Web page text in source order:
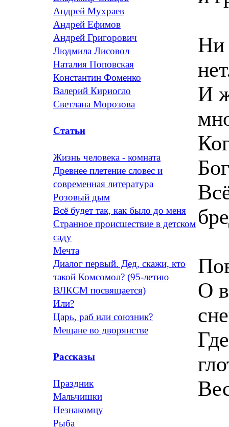
Андрей Мухраев
Андрей Ефимов
Андрей Григорович
Людмила Лисовол
Наталия Поповская
Константин Фоменко
Валерий Кириогло
Светлана Морозова
Статьи
Жизнь человека - комната
Древнее плетение словес и
современная литература
Розовый дым
Всё будет так, как было до меня
Странное происшествие в детском
саду
Мечта
Диалог первый. Дед, скажи, кто
такой Комсомол? (95-летию
ВЛКСМ посвящается)
Или?
Царь, раб или союзник?
Мещане во дворянстве
Рассказы
Праздник
Мальчишки
Незнакомцу
Рыба
Ни
И
О